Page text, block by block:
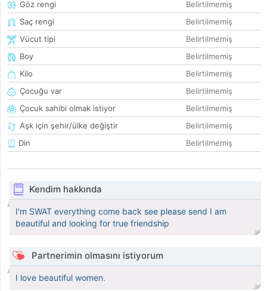
Göz rengi
Belirtilmemiş
Saç rengi
Belirtilmemiş
Vücut tipi
Belirtilmemiş
Boy
Belirtilmemiş
Kilo
Belirtilmemiş
Çocuğu var
Belirtilmemiş
Çocuk sahibi olmak istiyor
Belirtilmemiş
Aşk için şehir/ülke değiştir
Belirtilmemiş
Din
Belirtilmemiş
Kendim hakkında
I'm SWAT everything come back see please send I am
beautiful and looking for true friendship
Partnerimin olmasını istiyorum
I love beautiful women.